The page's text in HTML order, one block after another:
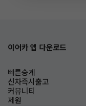
이어카 앱 다운로드
빠른승계
신차즉시출고
커뮤니티
제원